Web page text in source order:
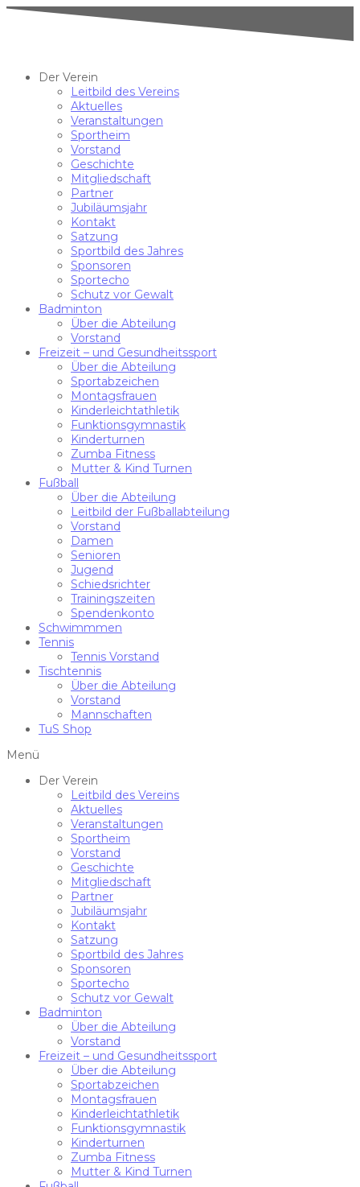
Der Verein
Leitbild des Vereins
Aktuelles
Veranstaltungen
Sportheim
Vorstand
Geschichte
Mitgliedschaft
Partner
Jubiläumsjahr
Kontakt
Satzung
Sportbild des Jahres
Sponsoren
Sportecho
Schutz vor Gewalt
Badminton
Über die Abteilung
Vorstand
Freizeit – und Gesundheitssport
Über die Abteilung
Sportabzeichen
Montagsfrauen
Kinderleichtathletik
Funktionsgymnastik
Kinderturnen
Zumba Fitness
Mutter & Kind Turnen
Fußball
Über die Abteilung
Leitbild der Fußballabteilung
Vorstand
Damen
Senioren
Jugend
Schiedsrichter
Trainingszeiten
Spendenkonto
Schwimmmen
Tennis
Tennis Vorstand
Tischtennis
Über die Abteilung
Vorstand
Mannschaften
TuS Shop
Menü
Der Verein
Leitbild des Vereins
Aktuelles
Veranstaltungen
Sportheim
Vorstand
Geschichte
Mitgliedschaft
Partner
Jubiläumsjahr
Kontakt
Satzung
Sportbild des Jahres
Sponsoren
Sportecho
Schutz vor Gewalt
Badminton
Über die Abteilung
Vorstand
Freizeit – und Gesundheitssport
Über die Abteilung
Sportabzeichen
Montagsfrauen
Kinderleichtathletik
Funktionsgymnastik
Kinderturnen
Zumba Fitness
Mutter & Kind Turnen